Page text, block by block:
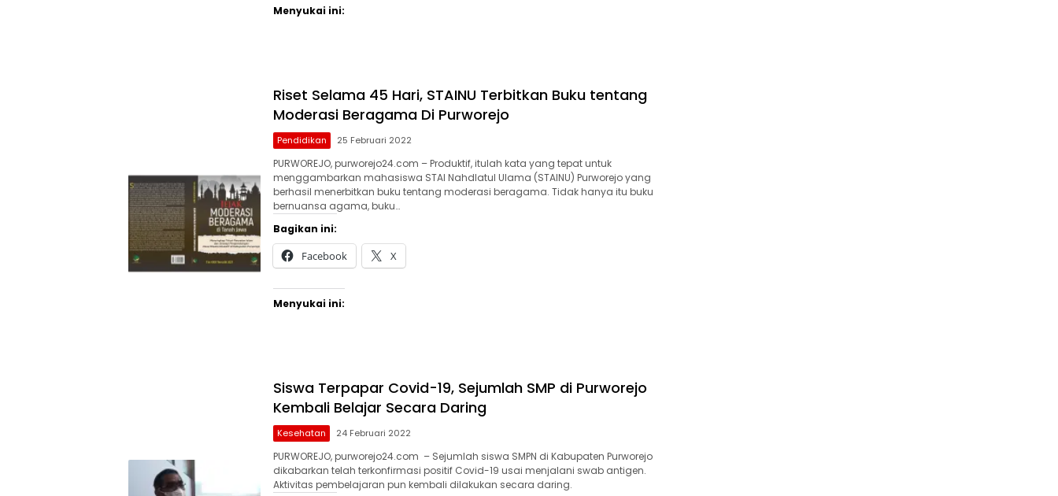
Menyukai ini:
Riset Selama 45 Hari, STAINU Terbitkan Buku tentang
Moderasi Beragama Di Purworejo
Pendidikan 25 Februari 2022
PURWOREJO, purworejo24.com – Produktif, itulah kata yang tepat untuk
menggambarkan mahasiswa STAI Nahdlatul Ulama (STAINU) Purworejo yang
berhasil menerbitkan buku tentang moderasi beragama. Tidak hanya itu buku
bernuansa agama, buku…
Bagikan ini:
Facebook X
Menyukai ini:
Siswa Terpapar Covid-19, Sejumlah SMP di Purworejo
Kembali Belajar Secara Daring
Kesehatan 24 Februari 2022
PURWOREJO, purworejo24.com – Sejumlah siswa SMPN di Kabupaten Purworejo
dikabarkan telah terkonfirmasi positif Covid-19 usai menjalani swab antigen.
Aktivitas pembelajaran pun kembali dilakukan secara daring.